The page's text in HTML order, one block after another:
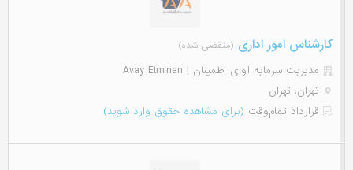
کارشناس امور اداری (منقضی شده)
مدیریت سرمایه آوای اطمینان | Avay Etminan
تهران، تهران
قرارداد تمام‌وقت (برای مشاهده حقوق وارد شوید)